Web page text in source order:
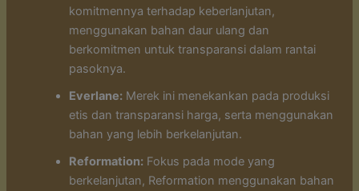
komitmennya terhadap keberlanjutan,
menggunakan bahan daur ulang dan
berkomitmen untuk transparansi dalam rantai
pasoknya.
Everlane: Merek ini menekankan pada produksi
etis dan transparansi harga, serta menggunakan
bahan yang lebih berkelanjutan.
Reformation: Fokus pada mode yang
berkelanjutan, Reformation menggunakan bahan